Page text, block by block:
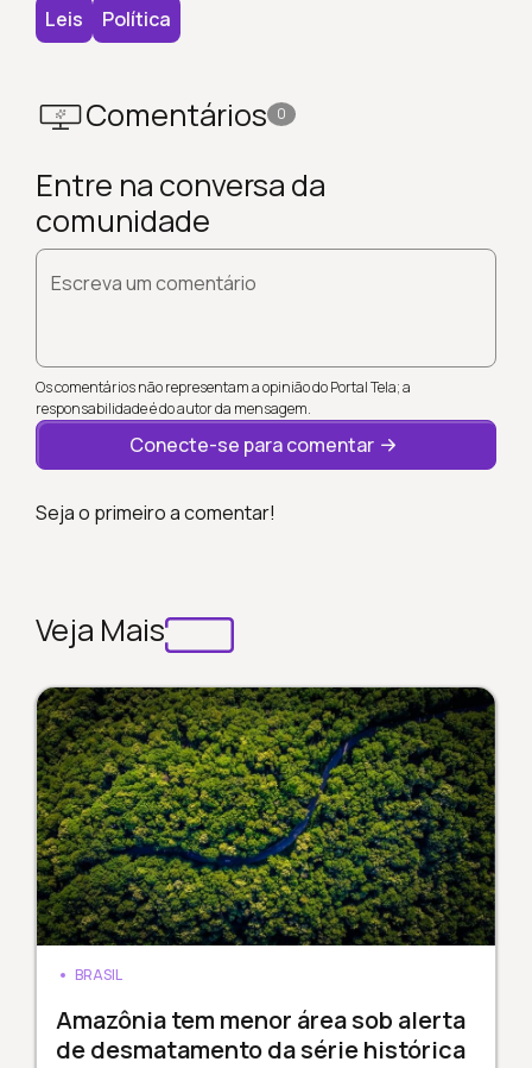
Leis Política
Comentários 0
Entre na conversa da
comunidade
Escreva um comentário
Os comentários não representam a opinião do Portal Tela; a
responsabilidade é do autor da mensagem.
Conecte-se para comentar
Seja o primeiro a comentar!
Veja Mais
BRASIL
Amazônia tem menor área sob alerta
de desmatamento da série histórica